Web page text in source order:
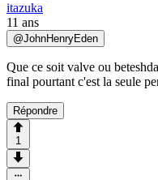
itazuka
11 ans
@JohnHenryEden
Que ce soit valve ou
final pourtant c'est la seule
Répondre
1